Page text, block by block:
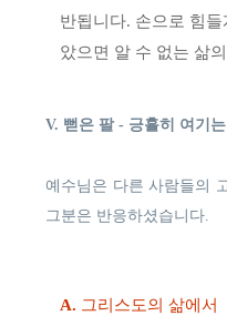
반됩니다. 손으로 힘
았으면 알 수 없는 삶
V. 뻗은 팔 - 긍휼히 여기
예수님은 다른 사람들의
그분은 반응하셨습니다.
A. 그리스도의 삶에서